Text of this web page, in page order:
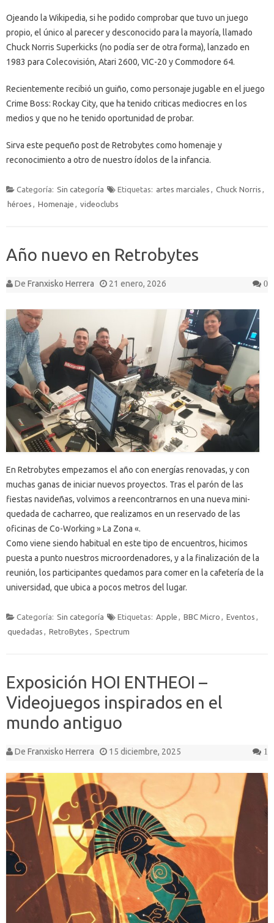
Ojeando la Wikipedia, si he podido comprobar que tuvo un juego
propio, el único al parecer y desconocido para la mayoría, llamado
Chuck Norris Superkicks (no podía ser de otra forma), lanzado en
1983 para Colecovisión, Atari 2600, VIC-20 y Commodore 64.
Recientemente recibió un guiño, como personaje jugable en el juego
Crime Boss: Rockay City, que ha tenido criticas mediocres en los
medios y que no he tenido oportunidad de probar.
Sirva este pequeño post de Retrobytes como homenaje y
reconocimiento a otro de nuestro ídolos de la infancia.
Categoría: Sin categoría Etiquetas: artes marciales , Chuck Norris ,
héroes , Homenaje , videoclubs
Año nuevo en Retrobytes
De Franxisko Herrera 21 enero, 2026 0
En Retrobytes empezamos el año con energías renovadas, y con
muchas ganas de iniciar nuevos proyectos. Tras el parón de las
fiestas navideñas, volvimos a reencontrarnos en una nueva mini-
quedada de cacharreo, que realizamos en un reservado de las
oficinas de Co-Working » La Zona «.
Como viene siendo habitual en este tipo de encuentros, hicimos
puesta a punto nuestros microordenadores, y a la finalización de la
reunión, los participantes quedamos para comer en la cafetería de la
universidad, que ubica a pocos metros del lugar.
Categoría: Sin categoría Etiquetas: Apple , BBC Micro , Eventos ,
quedadas , RetroBytes , Spectrum
Exposición HOI ENTHEOI –
Videojuegos inspirados en el
mundo antiguo
De Franxisko Herrera 15 diciembre, 2025 1